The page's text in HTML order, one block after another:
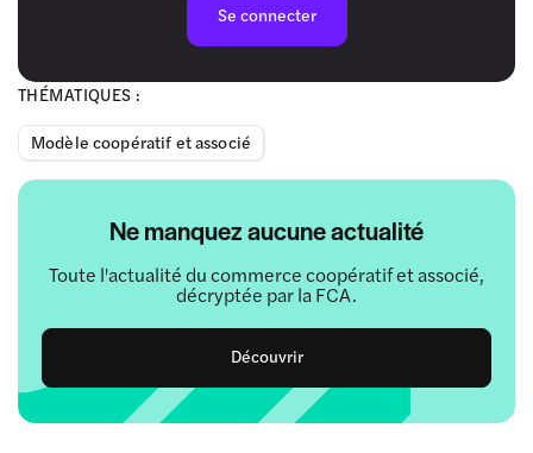
THÉMATIQUES :
Modèle coopératif et associé
Ne manquez aucune actualité
Toute l'actualité du commerce coopératif et associé,
décryptée par la FCA.
Découvrir
Se connecter